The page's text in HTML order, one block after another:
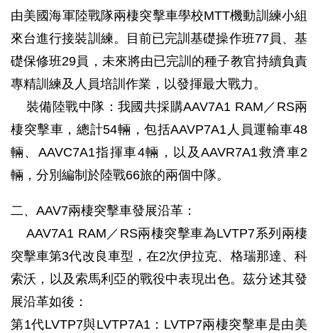
由美國海軍陸戰隊兩棲突擊車學校MTT機動訓練小組
來台進行接裝訓練。目前已完訓基礎操作班77員、基
礎保修班29員，未來將由已完訓的種子教官持續負責
專精訓練及人員培訓作業，以發揮最大戰力。
裝備陸戰中隊：我國共採購AAV7A1 RAM／RS兩
棲突擊車，總計54輛，包括AAVP7A1人員運輸車48
輛、AAVC7A1指揮車4輛，以及AAVR7A1救濟車2
輛，分別編制於陸戰66旅的兩個中隊。
二、AAV7兩棲突擊車發展沿革：
AAV7A1 RAM／RS兩棲突擊車為LVTP7系列兩棲
突擊車第3代改良車型，在2次伊拉克、格瑞那達、科
索沃，以及索馬利亞的戰役中表現出色。茲分述其發
展沿革如後：
第1代LVTP7與LVTP7A1：LVTP7兩棲突擊車是由美